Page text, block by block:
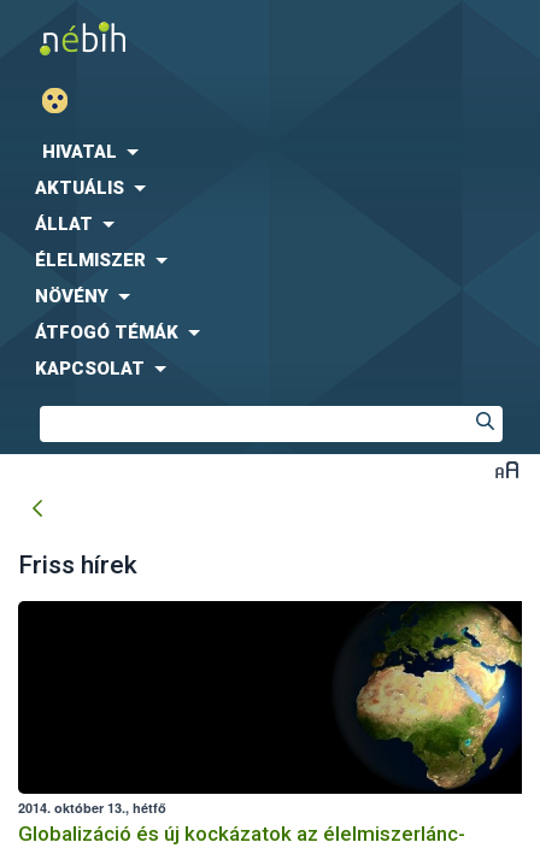
HIVATAL
AKTUÁLIS
ÁLLAT
ÉLELMISZER
NÖVÉNY
ÁTFOGÓ TÉMÁK
KAPCSOLAT
Friss hírek
2014. október 13., hétfő
Globalizáció és új kockázatok az élelmiszerlánc-